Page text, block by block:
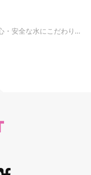
安心・安全な水にこだわり独自の製法で作り上げた、ナノコロイド化シリカ水「NCマルチシリカ」を、全国のドクターリセラ取扱いサロンにて、4/11(金)より発売開始！